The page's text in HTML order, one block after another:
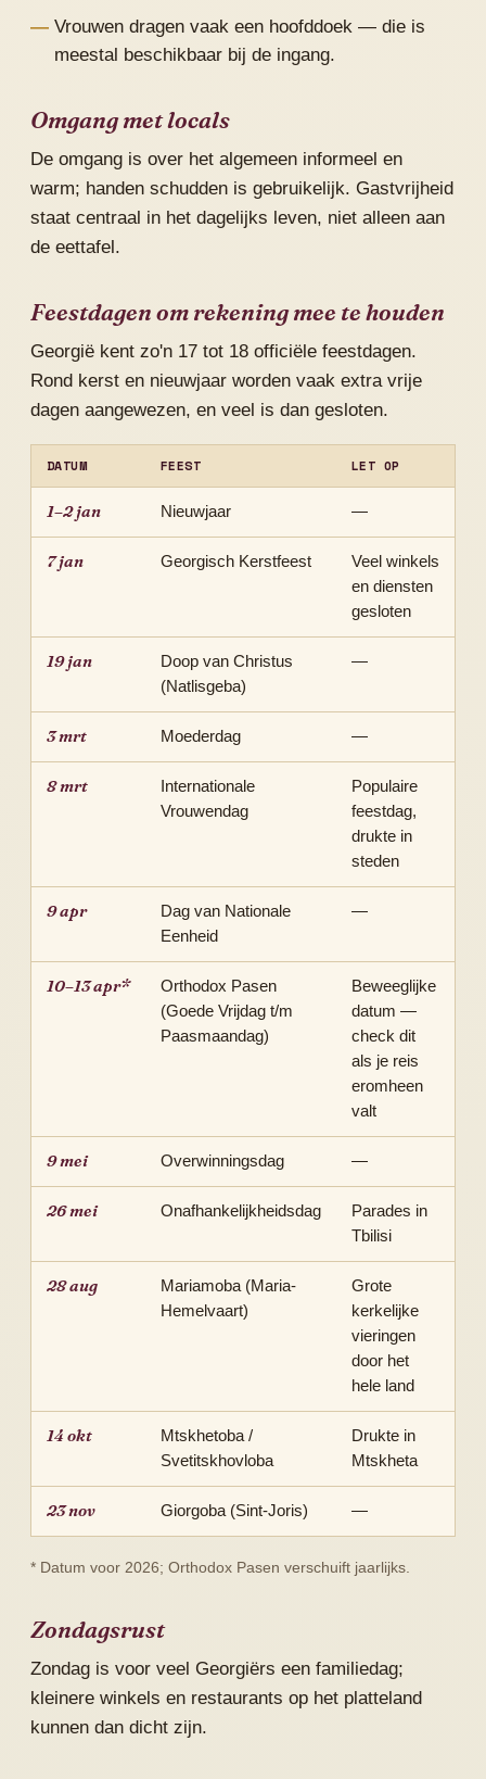
Vrouwen dragen vaak een hoofddoek — die is
meestal beschikbaar bij de ingang.
Omgang met locals
De omgang is over het algemeen informeel en
warm; handen schudden is gebruikelijk. Gastvrijheid
staat centraal in het dagelijks leven, niet alleen aan
de eettafel.
Feestdagen om rekening mee te houden
Georgië kent zo'n 17 tot 18 officiële feestdagen.
Rond kerst en nieuwjaar worden vaak extra vrije
dagen aangewezen, en veel is dan gesloten.
DATUM FEEST LET OP
1–2 jan Nieuwjaar —
7 jan Georgisch Kerstfeest
Veel winkels
en diensten
gesloten
19 jan
Doop van Christus
(Natlisgeba)
—
3 mrt Moederdag —
8 mrt
Internationale
Vrouwendag
Populaire
feestdag,
drukte in
steden
9 apr
Dag van Nationale
Eenheid
—
10–13 apr*
Orthodox Pasen
(Goede Vrijdag t/m
Paasmaandag)
Beweeglijke
datum —
check dit
als je reis
eromheen
valt
9 mei Overwinningsdag —
26 mei Onafhankelijkheidsdag
Parades in
Tbilisi
28 aug
Mariamoba (Maria-
Hemelvaart)
Grote
kerkelijke
vieringen
door het
hele land
14 okt
Mtskhetoba /
Svetitskhovloba
Drukte in
Mtskheta
23 nov Giorgoba (Sint-Joris) —
* Datum voor 2026; Orthodox Pasen verschuift jaarlijks.
Zondagsrust
Zondag is voor veel Georgiërs een familiedag;
kleinere winkels en restaurants op het platteland
kunnen dan dicht zijn.